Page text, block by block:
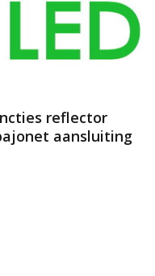
reflector
aansluiting